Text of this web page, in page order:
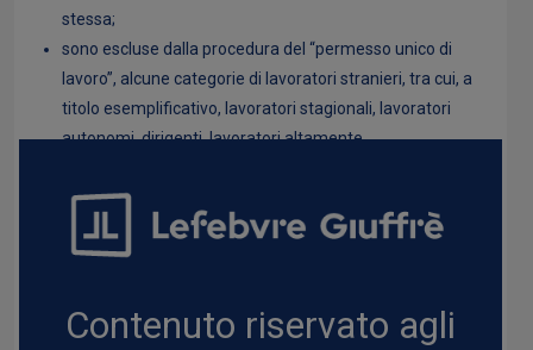
stessa;
sono escluse dalla procedura del “permesso unico di
lavoro”, alcune categorie di lavoratori stranieri, tra cui, a
titolo esemplificativo, lavoratori stagionali, lavoratori
autonomi, dirigenti, lavoratori altamente...
Contenuto riservato agli